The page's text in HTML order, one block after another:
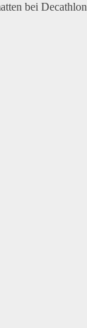
bei Decathlon